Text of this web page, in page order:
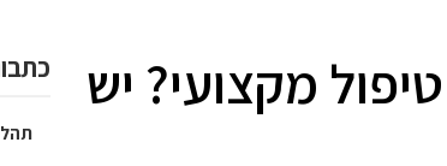
מקצועי? יש